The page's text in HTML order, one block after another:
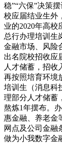
稳”“六保”决策
校应届结业生外
业的2020年高校
总行办理培训生
金融市场、风险
出名院校招收应
人才储蓄，招收
再按照培育环境
培训生（消息科
理部分人才储蓄
熬炼1年摆布。
惠金融、养老金
网点及公司金融
做为小我数字金